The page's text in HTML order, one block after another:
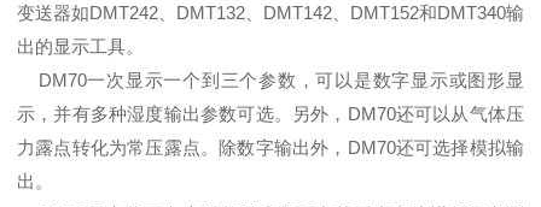
变送器如DMT242、DMT132、DMT142、DMT152和DMT340输
出的显示工具。
DM70一次显示一个到三个参数，可以是数字显示或图形显
示，并有多种湿度输出参数可选。另外，DM70还可以从气体压
力露点转化为常压露点。除数字输出外，DM70还可选择模拟输
出。